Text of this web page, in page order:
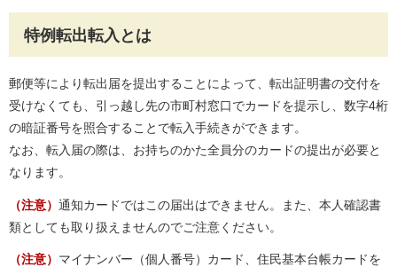
特例転出転入とは
郵便等により転出届を提出することによって、転出証明書の交付を
受けなくても、引っ越し先の市町村窓口でカードを提示し、数字4桁
の暗証番号を照合することで転入手続きができます。
なお、転入届の際は、お持ちのかた全員分のカードの提出が必要と
なります。
（注意） 通知カードではこの届出はできません。また、本人確認書
類としても取り扱えませんのでご注意ください。
（注意） マイナンバー（個人番号）カード、住民基本台帳カードを